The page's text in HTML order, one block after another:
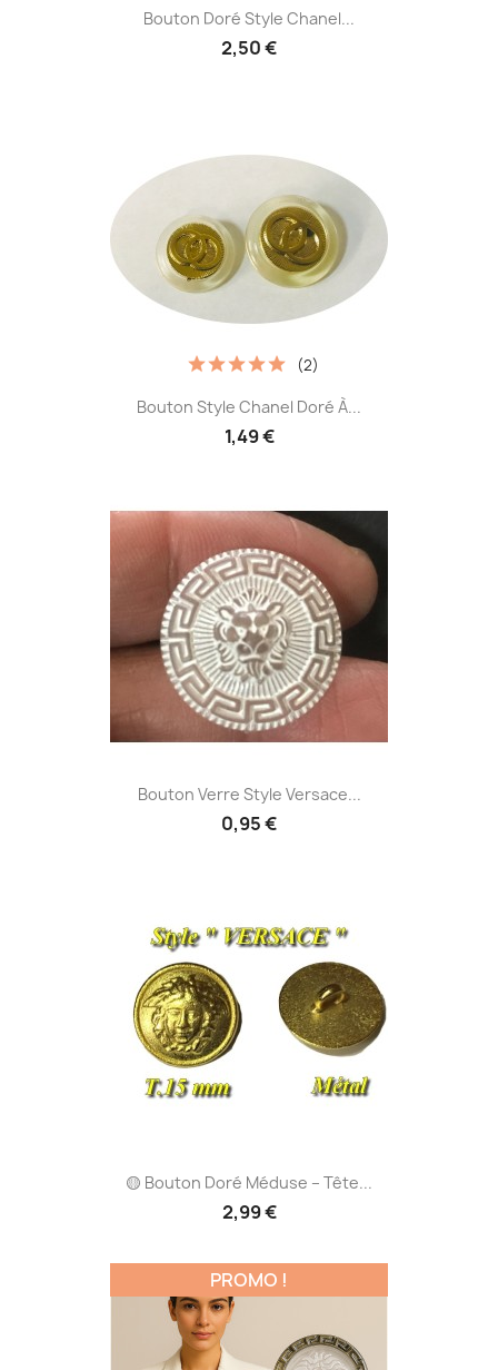
Bouton Doré Style Chanel...
2,50 €
Bouton Style Chanel Doré À...
1,49 €
(2)
Bouton Verre Style Versace...
0,95 €
🟡 Bouton Doré Méduse – Tête...
2,99 €
PROMO !